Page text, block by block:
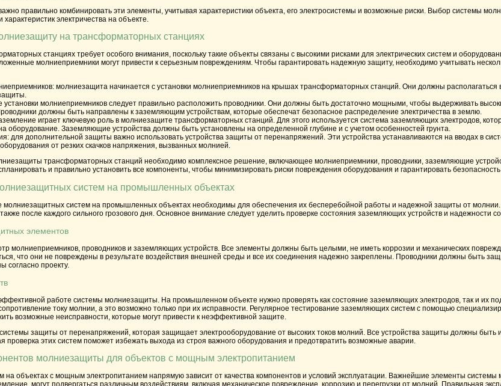
правильно комбинировать эти элементы, учитывая характеристики объекта, его электросистемы и возможные риски. Выбор системы
электричества на объекте.
на трансформаторных станциях
станциях требует особого внимания, поскольку такие объекты связаны с высокими рисками для электрических систем и
молниеприемники могут привести к серьезным повреждениям. Чтобы гарантировать надежную защиту, необходимо учитывать
: молниезащита начинается с установки молниеприемников на крышах трансформаторных станций. Они должны располагаться
установки молниеприемников следует правильно расположить проводники. Они должны быть достаточно мощными, чтобы выдерживать
должны быть направлены к заземляющим устройствам, которые обеспечат безопасное распределение электричества в землю.
играет ключевую роль в молниезащите трансформаторных станций. Для этого используется система заземляющих электродов,
оборудование. Заземляющие устройства должны быть установлены на определенной глубине и с учетом особенностей грунта.
: для дополнительной защиты важно использовать устройства защиты от перенапряжений. Эти устройства устанавливаются на вводах в
от резких скачков напряжения, вызванных молнией.
трансформаторных станций необходимо комплексное решение, включающее молниеприемники, проводники, заземляющие
и правильно установить все компоненты, чтобы минимизировать риски повреждения оборудования и гарантировать
систем на промышленных объектах
молниезащитных систем на промышленных объектах необходимы для обеспечения их бесперебойной работы и надежной защиты от
после каждого сильного грозового дня. Основное внимание следует уделить проверке состояния заземляющих устройств и надежности
элементов
молниеприемников, проводников и заземляющих устройств. Все элементы должны быть целыми, не иметь коррозии и механических
что они не повреждены в результате воздействия внешней среды и все их соединения надежно закреплены. Проводники должны быть
проекту.
работе системы молниезащиты. На промышленном объекте нужно проверять как состояние заземляющих электродов, так и их
току молнии, а это возможно только при их исправности. Регулярное тестирование заземляющих систем с помощью
возможные неисправности, которые могут привести к неэффективной защите.
защиты от перенапряжений, которая защищает электрооборудование от высоких токов молний. Все устройства защиты должны быть
проверка этих систем поможет избежать выхода из строя важного оборудования и предотвратить возможные аварии.
молниезащиты для объектов с мощным электропитанием
объектах с мощным электропитанием напрямую зависит от качества компонентов и условий эксплуатации. Важнейшие элементы системы